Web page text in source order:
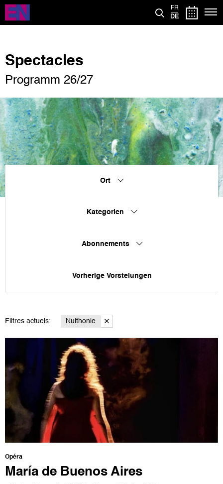
Direkt
zum
Inhalt
FR
DE
Spectacles
Programm 26/27
Ort
Kategorien
Abonnements
Vorherige Vorstelungen
Filtres actuels: Nuithonie
Opéra
María de Buenos Aires